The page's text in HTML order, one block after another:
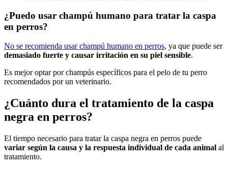
¿Puedo usar champú humano para tratar la caspa
en perros?
No se recomienda usar champú humano en perros, ya que puede ser
demasiado fuerte y causar irritación en su piel sensible.
Es mejor optar por champús específicos para el pelo de tu perro
recomendados por un veterinario.
¿Cuánto dura el tratamiento de la caspa
negra en perros?
El tiempo necesario para tratar la caspa negra en perros puede
variar según la causa y la respuesta individual de cada animal al
tratamiento.